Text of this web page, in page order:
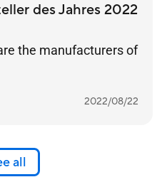
des Jahres 2022
2022/08/22
all